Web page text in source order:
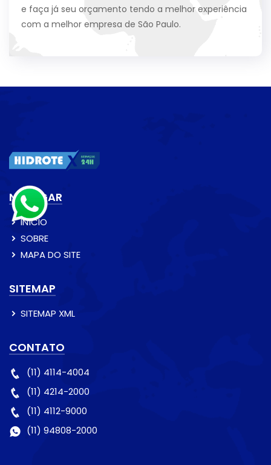
e faça já seu orçamento tendo a melhor experiência
com a melhor empresa de São Paulo.
NAVEGAR
INÍCIO
SOBRE
MAPA DO SITE
SITEMAP
SITEMAP XML
CONTATO
(11) 4114-4004
(11) 4214-2000
(11) 4112-9000
(11) 94808-2000